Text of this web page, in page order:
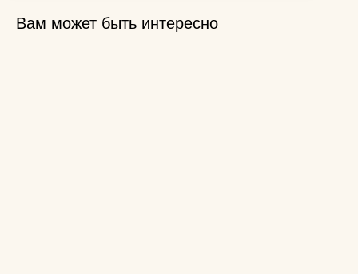
Вам может быть интересно